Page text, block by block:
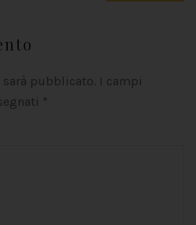
pubblicato. I campi
*